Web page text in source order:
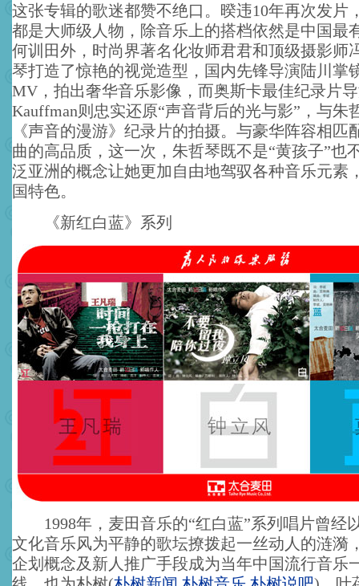
这张专辑的歌迷都赞不绝口。暌违10年再次发片
都是大师级人物，除音乐上的搭档依然是中国最
何训田外，时尚界著名化妆师君君和顶级摄影师
琴打造了惊艳的视觉造型，国内先锋导演陆川掌
MV，拍出奢华音乐影像，而奥斯卡最佳纪录片导
Kauffman则忠实还原“声音背后的光与影”，与朱
《声音的漫游》纪录片的拍摄。与豪华阵容相匹
曲的高品质，这一次，朱哲琴既不是“黄孩子”也
泛亚洲的概念让她更加自由地驾驭各种音乐元素
国特色。
《新红白蓝》系列
1998年，麦田音乐的“红白蓝”系列唱片曾经
文化音乐风为平静的歌坛撩拨起一丝动人的涟漪
企划概念及新人推广手段成为当年中国流行音乐